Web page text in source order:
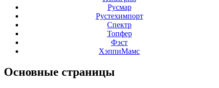
Русмар
Рустехимпорт
Спектр
Топфер
Фэст
ХэппиМамс
Основные страницы